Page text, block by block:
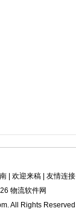
欢迎来稿 友情连接
物流软件网
All Rights Reserved